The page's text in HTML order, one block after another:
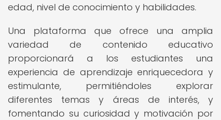
edad, nivel de conocimiento y habilidades.
Una plataforma que ofrece una amplia
variedad de contenido educativo
proporcionará a los estudiantes una
experiencia de aprendizaje enriquecedora y
estimulante, permitiéndoles explorar
diferentes temas y áreas de interés, y
fomentando su curiosidad y motivación por